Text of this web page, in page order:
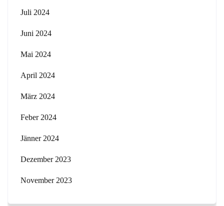
Juli 2024
Juni 2024
Mai 2024
April 2024
März 2024
Feber 2024
Jänner 2024
Dezember 2023
November 2023